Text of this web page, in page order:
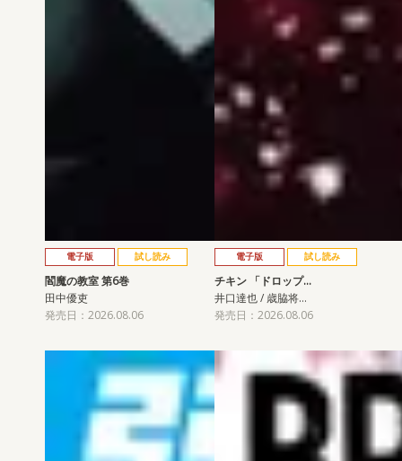
電子版 試し読み
閻魔の教室 第6巻
田中優吏
発売日：2026.08.06
電子版 試し読み
チキン 「ドロップ…
井口達也 / 歳脇将…
発売日：2026.08.06